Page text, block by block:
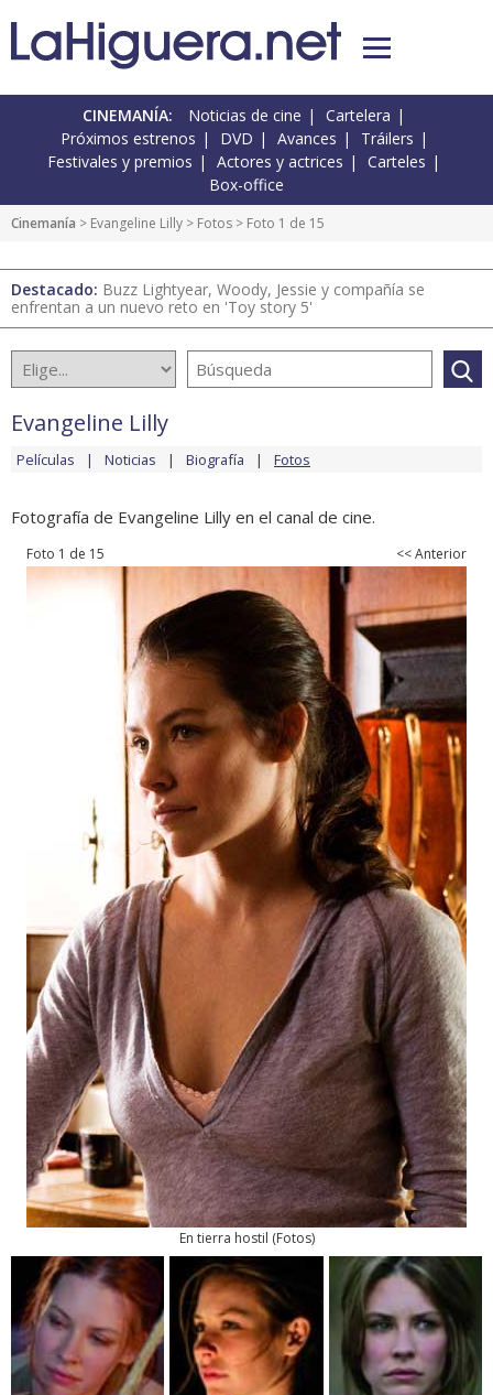
CINEMANÍA: Noticias de cine
Cartelera
Próximos estrenos
DVD Avances
Tráilers
Festivales y premios
Actores y actrices
Carteles
Box-office
Cinemanía > Evangeline Lilly > Fotos > Foto 1 de 15
Destacado: Buzz Lightyear, Woody, Jessie y compañía se
enfrentan a un nuevo reto en 'Toy story 5'
Evangeline Lilly
Películas Noticias Biografía Fotos
Fotografía de Evangeline Lilly en el canal de cine.
Foto 1 de 15 << Anterior
En tierra hostil (Fotos)